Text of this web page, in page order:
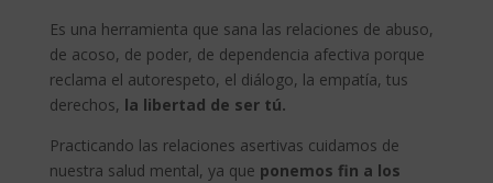
Es una herramienta que sana las relaciones de abuso,
de acoso, de poder, de dependencia afectiva porque
reclama el autorespeto, el diálogo, la empatía, tus
derechos, la libertad de ser tú.
Practicando las relaciones asertivas cuidamos de
nuestra salud mental, ya que ponemos fin a los